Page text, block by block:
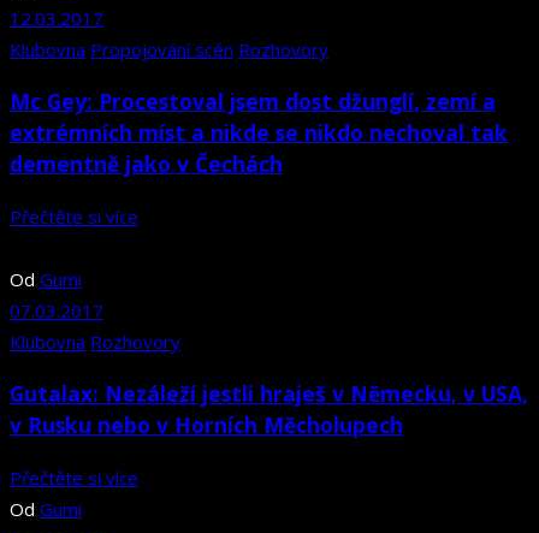
12.03.2017
Klubovna Propojování scén Rozhovory
Mc Gey: Procestoval jsem dost džunglí, zemí a
extrémních míst a nikde se nikdo nechoval tak
dementně jako v Čechách
Přečtěte si více
Od Gumi
07.03.2017
Klubovna Rozhovory
Gutalax: Nezáleží jestli hraješ v Německu, v USA,
v Rusku nebo v Horních Měcholupech
Přečtěte si více
Od Gumi